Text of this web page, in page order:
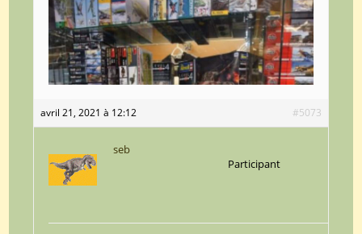
avril 21, 2021 à 12:12 #5073
seb
Participant